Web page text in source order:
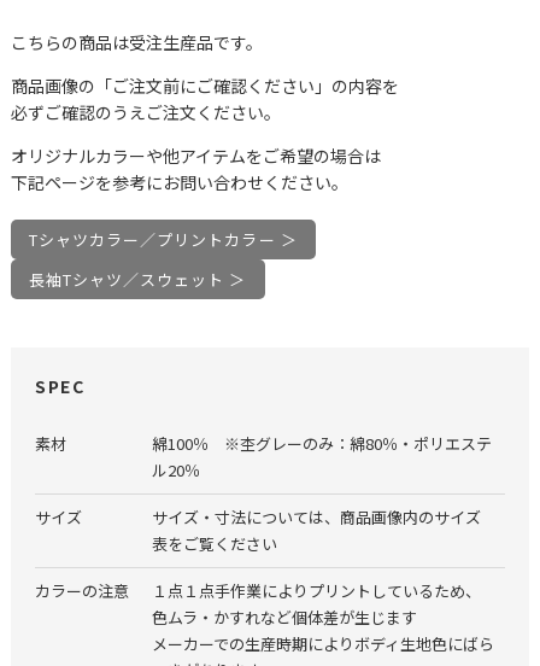
こちらの商品は受注生産品です。
商品画像の「ご注文前にご確認ください」の内容を
必ずご確認のうえご注文ください。
オリジナルカラーや他アイテムをご希望の場合は
下記ページを参考にお問い合わせください。
Tシャツカラー／プリントカラー ＞
長袖Tシャツ／スウェット ＞
SPEC
素材
綿100％ ※杢グレーのみ：綿80％・ポリエステ
ル20％
サイズ
サイズ・寸法については、商品画像内のサイズ
表をご覧ください
カラーの注意
１点１点手作業によりプリントしているため、
色ムラ・かすれなど個体差が生じます
メーカーでの生産時期によりボディ生地色にばら